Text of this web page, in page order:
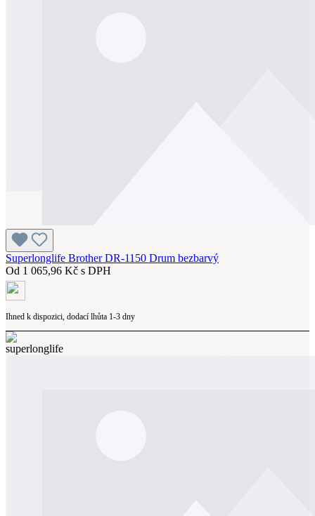
Superlonglife Brother DR-1150 Drum bezbarvý
Od 1 065,96 Kč s DPH
Ihned k dispozici, dodací lhůta 1-3 dny